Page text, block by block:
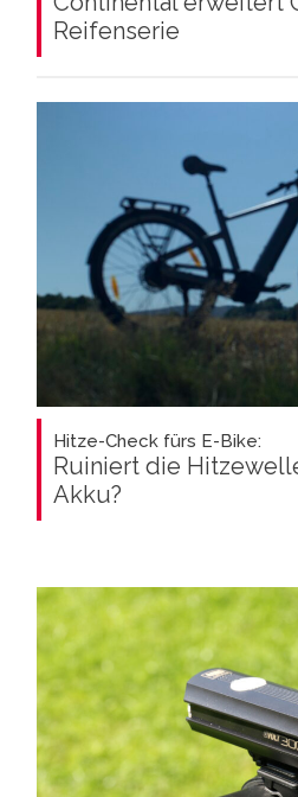
Reifenserie
Hitze-Check fürs E-Bike:
Ruiniert die
Akku?